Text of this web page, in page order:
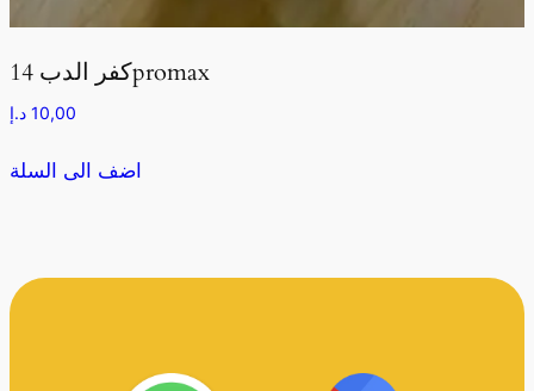
كفر الدب 14promax
10,00 د.إ
اضف الى السلة